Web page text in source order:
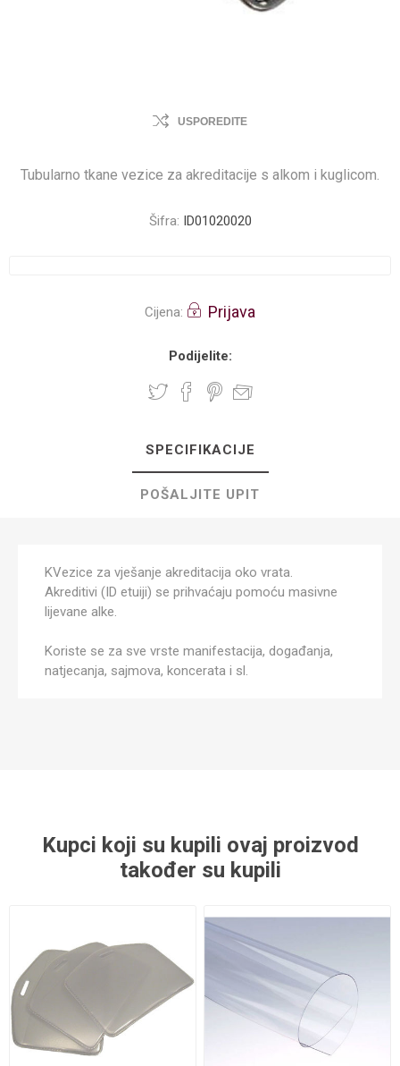
USPOREDITE
Tubularno tkane vezice za akreditacije s alkom i kuglicom.
Šifra: ID01020020
Cijena: Prijava
Podijelite:
SPECIFIKACIJE
POŠALJITE UPIT
KVezice za vješanje akreditacija oko vrata.
Akreditivi (ID etuiji) se prihvaćaju pomoću masivne
lijevane alke.
Koriste se za sve vrste manifestacija, događanja,
natjecanja, sajmova, koncerata i sl.
Kupci koji su kupili ovaj proizvod
također su kupili